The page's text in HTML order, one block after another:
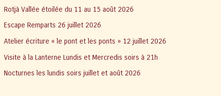
Rotjà Vallée étoilée du 11 au 15 août 2026
Escape Remparts 26 juillet 2026
Atelier écriture « le pont et les ponts » 12 juillet 2026
Visite à la Lanterne Lundis et Mercredis soirs à 21h
Nocturnes les lundis soirs juillet et août 2026